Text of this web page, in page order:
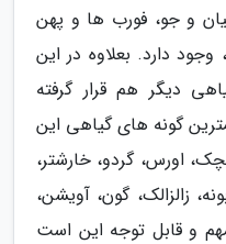
و جو، فورب ها و پهن
دارد. بعلاوه در این
گیاهی دیگر هم قرار گرفته
گونه های گیاهی این
اورس، گردو، خارشتر،
زالزالک، گون، آویشن،
و قابل توجه این است